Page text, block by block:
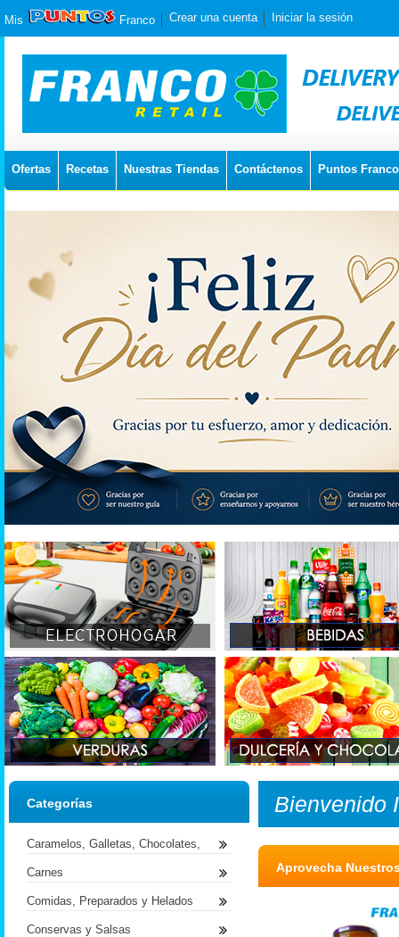
Mis Franco Crear una cuenta Iniciar la sesión
Ofertas Recetas Nuestras Tiendas Contáctenos Puntos Franco
Bienvenido
Aprovecha
Categorías
Caramelos, Galletas, Chocolates,
Carnes
Comidas, Preparados y Helados
Conservas y Salsas